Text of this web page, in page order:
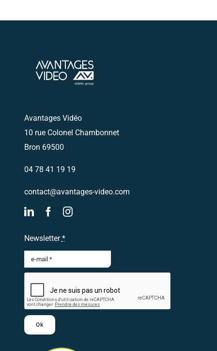
Avantages Vidéo
10 rue Colonel Chambonnet
Bron 69500
04 78 41 19 19
contact@avantages-video.com
Newsletter*
Ok